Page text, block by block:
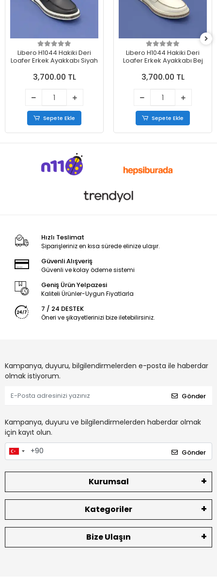
Libero H1044 Hakiki Deri
Loafer Erkek Ayakkabı Siyah
3,700.00 TL
Sepete Ekle
Libero H1044 Hakiki Deri
Loafer Erkek Ayakkabı Bej
3,700.00 TL
Sepete Ekle
Hızlı Teslimat
Siparişleriniz en kısa sürede elinize ulaşır.
Güvenli Alışveriş
Güvenli ve kolay ödeme sistemi
Geniş Ürün Yelpazesi
Kaliteli Ürünler-Uygun Fiyatlarla
7 / 24 DESTEK
Öneri ve şikayetlerinizi bize iletebilirsiniz.
Kampanya, duyuru, bilgilendirmelerden e-posta ile haberdar
olmak istiyorum.
Gönder
Kampanya, duyuru ve bilgilendirmelerden haberdar olmak
için kayıt olun.
Gönder
Kurumsal
Kategoriler
Bize Ulaşın